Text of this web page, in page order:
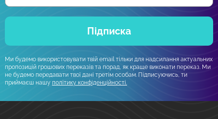
Підписка
Ми будемо використовувати твій email тільки для надсилання актуальних
пропозицій грошових переказів та порад, як краще виконати переказ. Ми
не будемо передавати твої дані третім особам. Підписуючись, ти
приймаєш нашу політику конфіденційності.